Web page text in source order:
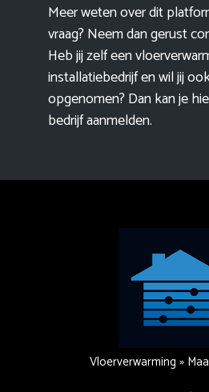
Meer weten over dit
vraag? Neem dan gerust
Heb jij zelf een
installatiebedrijf en wil jij
opgenomen? Dan kan je
bedrijf aanmelden.
Vloerverwarming »